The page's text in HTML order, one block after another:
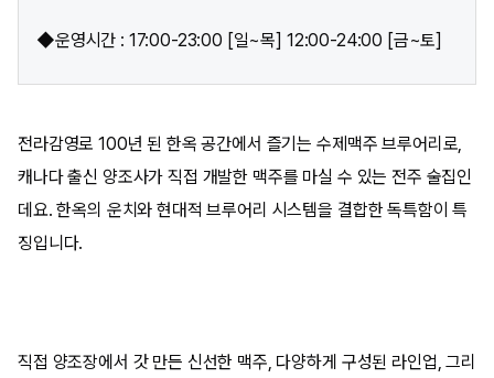
◆운영시간 : 17:00-23:00 [일~목] 12:00-24:00 [금~토]
전라감영로 100년 된 한옥 공간에서 즐기는 수제맥주 브루어리로,
캐나다 출신 양조사가 직접 개발한 맥주를 마실 수 있는 전주 술집인
데요. 한옥의 운치와 현대적 브루어리 시스템을 결합한 독특함이 특
징입니다.
직접 양조장에서 갓 만든 신선한 맥주, 다양하게 구성된 라인업, 그리